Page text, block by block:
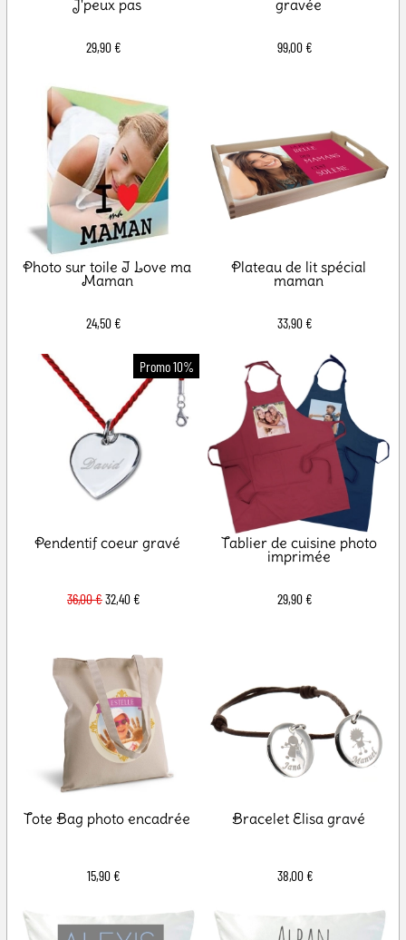
J'peux pas
29,90 €
gravée
99,00 €
Photo sur toile I Love ma
Maman
24,50 €
Plateau de lit spécial
maman
33,90 €
Pendentif coeur gravé
36,00 €32,40 €
Tablier de cuisine photo
imprimée
29,90 €
Tote Bag photo encadrée
15,90 €
Bracelet Elisa gravé
38,00 €